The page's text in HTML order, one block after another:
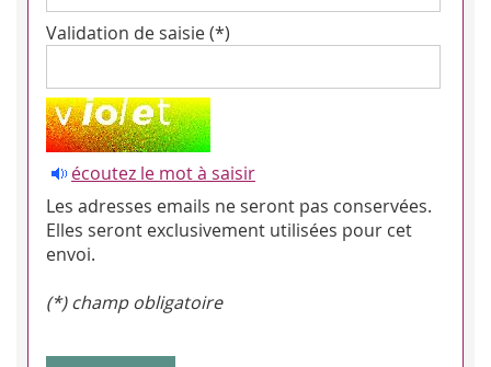
Validation de saisie (*)
écoutez le mot à saisir
Les adresses emails ne seront pas conservées.
Elles seront exclusivement utilisées pour cet
envoi.
(*) champ obligatoire